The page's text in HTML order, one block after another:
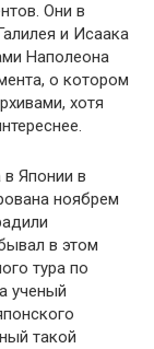
Они в
и Исаака
Наполеона
о котором
хотя
Японии в
ноябрем
в этом
тура по
ученый
такой